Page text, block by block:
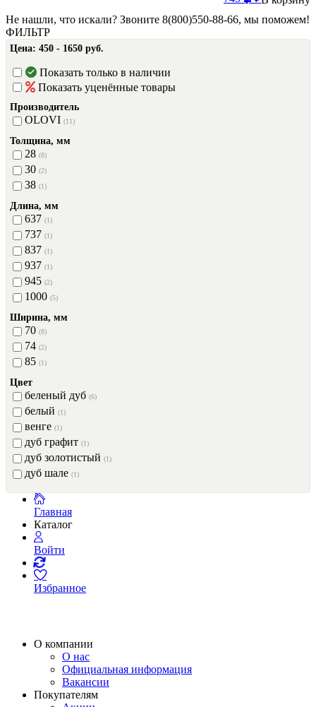
Не нашли, что искали? Звоните 8(800)550-88-66, мы поможем!
ФИЛЬТР
Цена: 450 - 1650 руб.
Показать только в наличии
Показать уценённые товары
Производитель
OLOVI (11)
Толщина, мм
28 (8)
30 (2)
38 (1)
Длина, мм
637 (1)
737 (1)
837 (1)
937 (1)
945 (2)
1000 (5)
Ширина, мм
70 (8)
74 (2)
85 (1)
Цвет
беленый дуб (6)
белый (1)
венге (1)
дуб графит (1)
дуб золотистый (1)
дуб шале (1)
Главная
Каталог
Войти
Избранное
О компании
О нас
Официальная информация
Вакансии
Покупателям